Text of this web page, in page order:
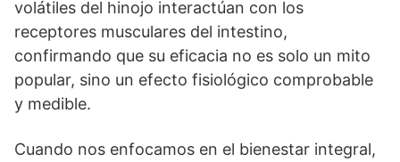
volátiles del hinojo interactúan con los
receptores musculares del intestino,
confirmando que su eficacia no es solo un mito
popular, sino un efecto fisiológico comprobable
y medible.
Cuando nos enfocamos en el bienestar integral,